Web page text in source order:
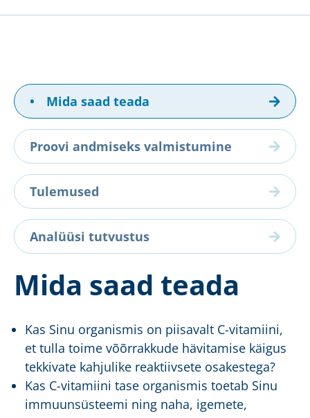
• Mida saad teada
Proovi andmiseks valmistumine
Tulemused
Analüüsi tutvustus
Mida saad teada
Kas Sinu organismis on piisavalt C-vitamiini,
et tulla toime võõrrakkude hävitamise käigus
tekkivate kahjulike reaktiivsete osakestega?
Kas C-vitamiini tase organismis toetab Sinu
immuunsüsteemi ning naha, igemete,